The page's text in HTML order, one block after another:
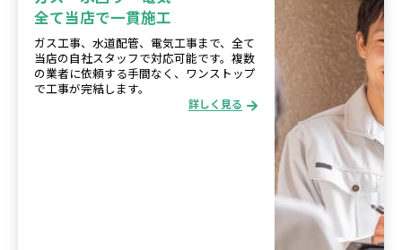
全て当店で一貫施工
ガス工事、水道配管、電気工事まで、全て
当店の自社スタッフで対応可能です。複数
の業者に依頼する手間なく、ワンストップ
で工事が完結します。
詳しく見る